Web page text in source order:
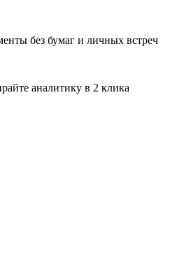
без бумаг и личных встреч
аналитику в 2 клика